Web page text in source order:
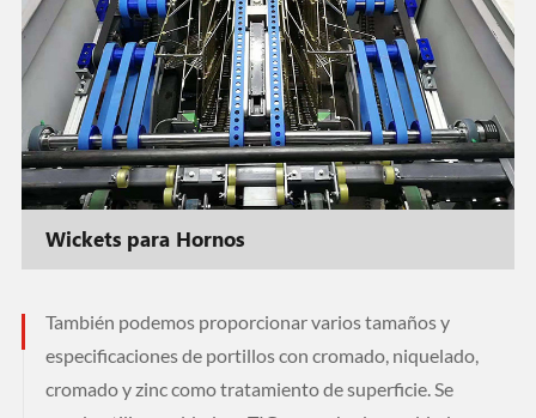
Wickets para Hornos
También podemos proporcionar varios tamaños y
especificaciones de portillos con cromado, niquelado,
cromado y zinc como tratamiento de superficie. Se